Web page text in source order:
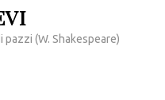
(W. Shakespeare)